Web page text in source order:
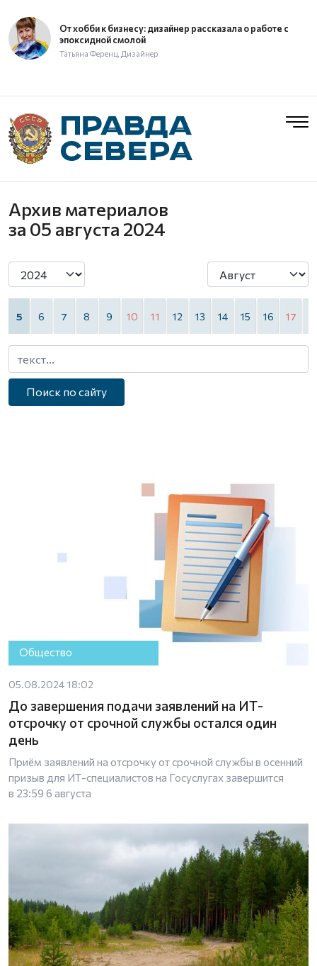
От хобби к бизнесу: дизайнер рассказала о работе с
эпоксидной смолой
Татьяна Ференц, Дизайнер
Архив материалов
за 05 августа 2024
5 6 7 8 9 10 11 12 13 14 15 16 17
Поиск по сайту
Общество
05.08.2024 18:02
До завершения подачи заявлений на ИТ-
отсрочку от срочной службы остался один
день
Приём заявлений на отсрочку от срочной службы в осенний
призыв для ИТ-специалистов на Госуслугах завершится
в 23:59 6 августа